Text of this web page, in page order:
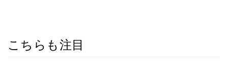
こちらも注目